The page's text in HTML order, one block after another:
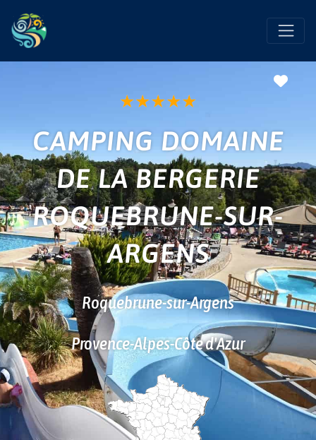
★★★★★
CAMPING DOMAINE
DE LA BERGERIE
ROQUEBRUNE-SUR-
ARGENS
Roquebrune-sur-Argens
Provence-Alpes-Côte d'Azur